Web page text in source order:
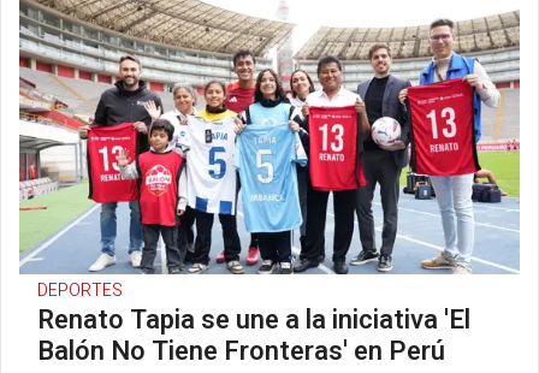
DEPORTES
Renato Tapia se une a la iniciativa 'El
Balón No Tiene Fronteras' en Perú